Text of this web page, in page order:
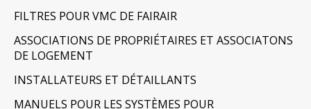
FILTRES POUR VMC DE FAIRAIR
ASSOCIATIONS DE PROPRIÉTAIRES ET ASSOCIATONS
DE LOGEMENT
INSTALLATEURS ET DÉTAILLANTS
MANUELS POUR LES SYSTÈMES POUR